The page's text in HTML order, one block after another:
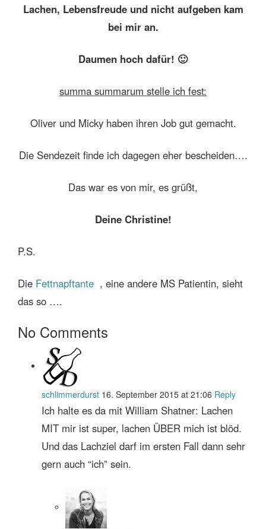
Lachen, Lebensfreude und nicht aufgeben kam
bei mir an.
Daumen hoch dafür! 🙂
summa summarum stelle ich fest:
Oliver und Micky haben ihren Job gut gemacht.
Die Sendezeit finde ich dagegen eher bescheiden….
Das war es von mir, es grüßt,
Deine Christine!
P.S.
Die Fettnapftante , eine andere MS Patientin, sieht
das so ….
No Comments
schlimmerdurst 16. September 2015 at 21:06 Reply
Ich halte es da mit William Shatner: Lachen
MIT mir ist super, lachen ÜBER mich ist blöd.
Und das Lachziel darf im ersten Fall dann sehr
gern auch “ich” sein.